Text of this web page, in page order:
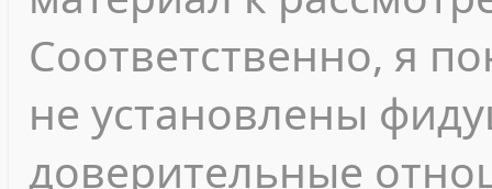
Соответственно, я
не установлены
доверительные